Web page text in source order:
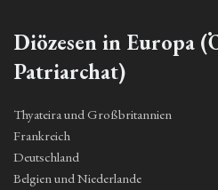
Diözesen in Europa
Patriarchat)
Thyateira und Großbritannien
Frankreich
Deutschland
Belgien und Niederlande